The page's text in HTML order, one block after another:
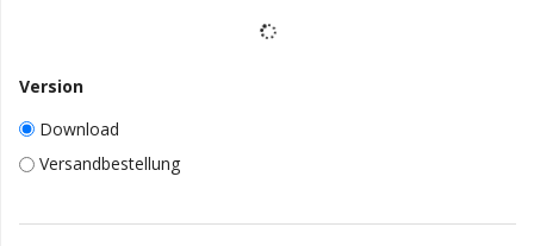
Version
Download
Versandbestellung